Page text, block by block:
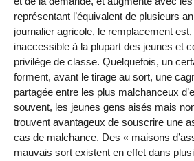
représentant l’équivalent de plusieurs
journalier agricole, le remplacement est,
inaccessible à la plupart des jeunes et
privilège de classe. Quelquefois, un
forment, avant le tirage au sort, une
partagée entre les plus malchanceux
souvent, les jeunes gens aisés mais
trouvent avantageux de souscrire une
cas de malchance. Des « maisons
mauvais sort existent en effet dans